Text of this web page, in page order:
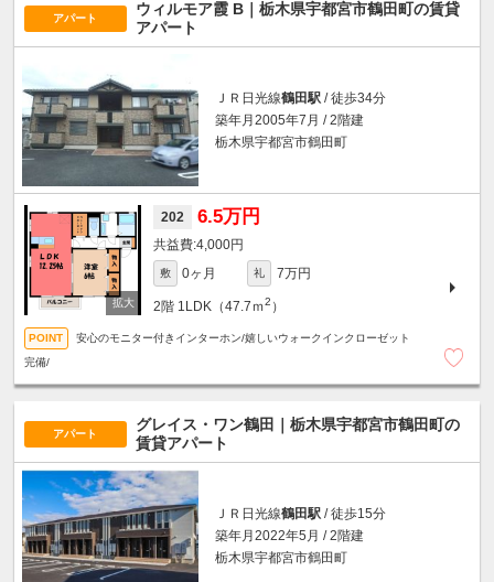
アパート
ウィルモア霞 B｜栃木県宇都宮市鶴田町の賃貸
アパート
ＪＲ日光線鶴田駅 / 徒歩34分
築年月2005年7月 / 2階建
栃木県宇都宮市鶴田町
202 6.5万円
4,000円
敷 0ヶ月 礼 7万円
2階 1LDK（47.7ｍ2 ）
安心のモニター付きインターホン/嬉しいウォークインクローゼット
完備/
アパート
グレイス・ワン鶴田｜栃木県宇都宮市鶴田町の
賃貸アパート
ＪＲ日光線鶴田駅 / 徒歩15分
築年月2022年5月 / 2階建
栃木県宇都宮市鶴田町